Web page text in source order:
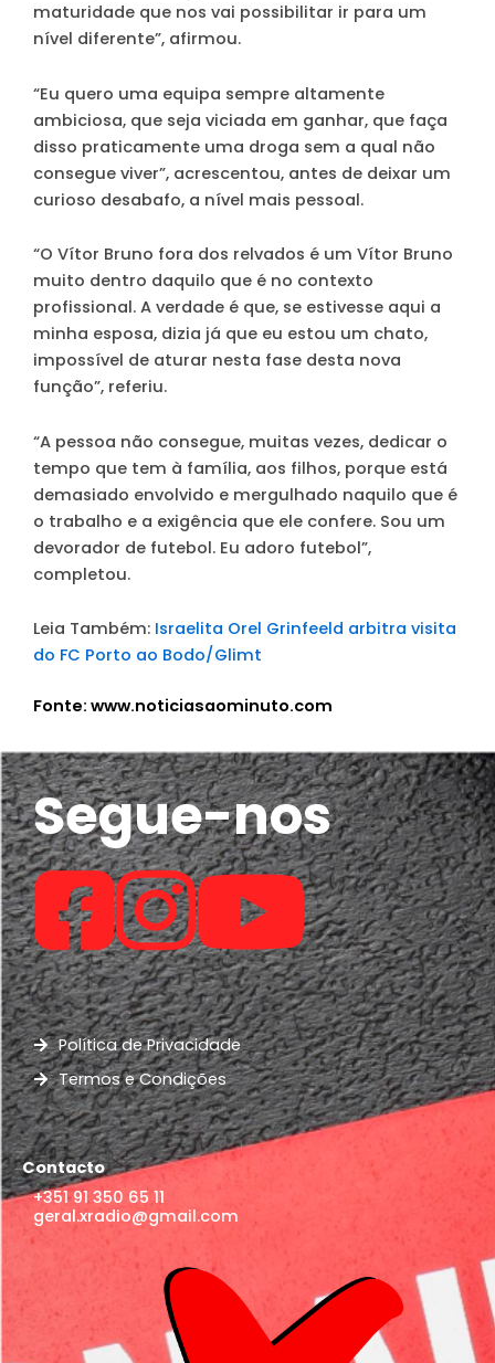
maturidade que nos vai possibilitar ir para um
nível diferente”, afirmou.
“Eu quero uma equipa sempre altamente
ambiciosa, que seja viciada em ganhar, que faça
disso praticamente uma droga sem a qual não
consegue viver”, acrescentou, antes de deixar um
curioso desabafo, a nível mais pessoal.
“O Vítor Bruno fora dos relvados é um Vítor Bruno
muito dentro daquilo que é no contexto
profissional. A verdade é que, se estivesse aqui a
minha esposa, dizia já que eu estou um chato,
impossível de aturar nesta fase desta nova
função”, referiu.
“A pessoa não consegue, muitas vezes, dedicar o
tempo que tem à família, aos filhos, porque está
demasiado envolvido e mergulhado naquilo que é
o trabalho e a exigência que ele confere. Sou um
devorador de futebol. Eu adoro futebol”,
completou.
Leia Também: Israelita Orel Grinfeeld arbitra visita
do FC Porto ao Bodo/Glimt
Fonte: www.noticiasaominuto.com
Segue-nos
Política de Privacidade
Termos e Condições
Contacto
+351 91 350 65 11
geral.xradio@gmail.com